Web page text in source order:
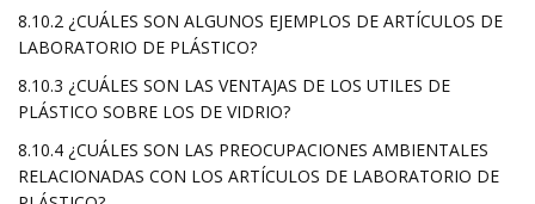
8.10.2 ¿CUÁLES SON ALGUNOS EJEMPLOS DE ARTÍCULOS DE
LABORATORIO DE PLÁSTICO?
8.10.3 ¿CUÁLES SON LAS VENTAJAS DE LOS UTILES DE
PLÁSTICO SOBRE LOS DE VIDRIO?
8.10.4 ¿CUÁLES SON LAS PREOCUPACIONES AMBIENTALES
RELACIONADAS CON LOS ARTÍCULOS DE LABORATORIO DE